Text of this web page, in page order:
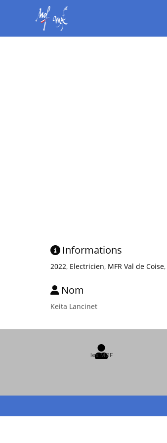
Informations
2022, Electricien, MFR Val de Coise,
Nom
Keita Lancinet
les MOF